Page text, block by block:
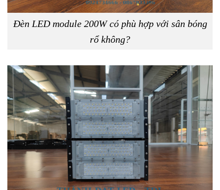
Đèn LED module 200W có phù hợp với sân bóng
rổ không?